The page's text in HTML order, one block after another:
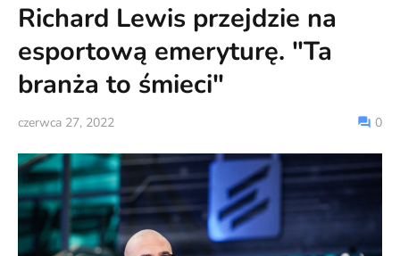
Richard Lewis przejdzie na
esportową emeryturę. "Ta
branża to śmieci"
czerwca 27, 2022 0